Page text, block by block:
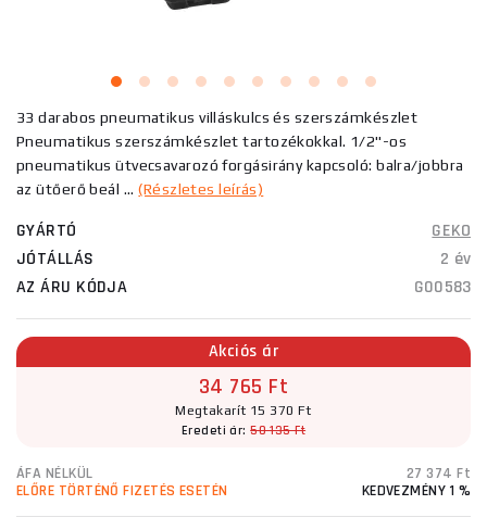
33 darabos pneumatikus villáskulcs és szerszámkészlet
Pneumatikus szerszámkészlet tartozékokkal. 1/2"-os
pneumatikus ütvecsavarozó forgásirány kapcsoló: balra/jobbra
az ütőerő beál ...(Részletes leírás)
GYÁRTÓ
GEKO
JÓTÁLLÁS
2 év
AZ ÁRU KÓDJA
G00583
Akciós ár
34 765 Ft
Megtakarít 15 370 Ft
Eredeti ár:50 135 Ft
ÁFA NÉLKÜL
27 374 Ft
ELŐRE TÖRTÉNŐ FIZETÉS ESETÉN
KEDVEZMÉNY 1 %